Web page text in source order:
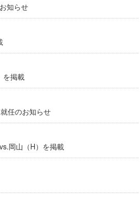
知らせ
を掲載
任のお知らせ
岡山（H）を掲載